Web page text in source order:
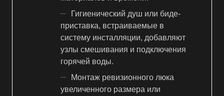
Гигиенический душ или биде-
приставка, встраиваемые в
систему инсталляции, добавляют
узлы смешивания и подключения
горячей воды.
Монтаж ревизионного люка
увеличенного размера или